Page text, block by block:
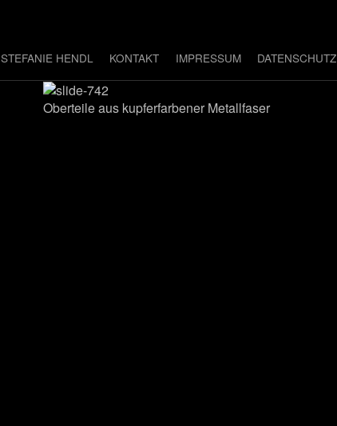
STEFANIE HENDL KONTAKT IMPRESSUM DATENSCHUTZ
Oberteile aus kupferfarbener Metallfaser